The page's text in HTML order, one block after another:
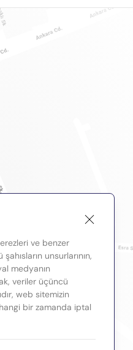
ve benzer
unsurlarının,
medyanın
veriler üçüncü
web sitemizin
bir zamanda iptal